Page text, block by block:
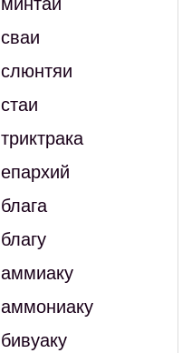
сваи
слюнтяи
стаи
триктрака
епархий
блага
благу
аммиаку
аммониаку
бивуаку